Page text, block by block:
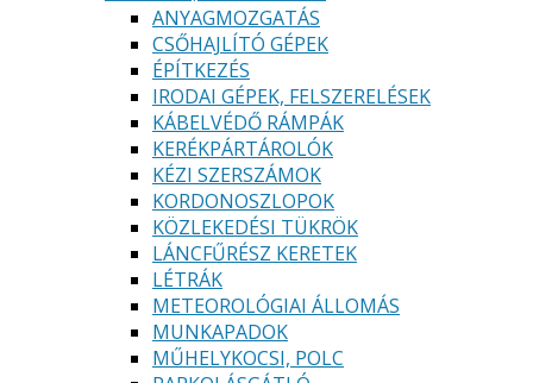
ANYAGMOZGATÁS
CSŐHAJLÍTÓ GÉPEK
ÉPÍTKEZÉS
IRODAI GÉPEK, FELSZERELÉSEK
KÁBELVÉDŐ RÁMPÁK
KERÉKPÁRTÁROLÓK
KÉZI SZERSZÁMOK
KORDONOSZLOPOK
KÖZLEKEDÉSI TÜKRÖK
LÁNCFŰRÉSZ KERETEK
LÉTRÁK
METEOROLÓGIAI ÁLLOMÁS
MUNKAPADOK
MŰHELYKOCSI, POLC